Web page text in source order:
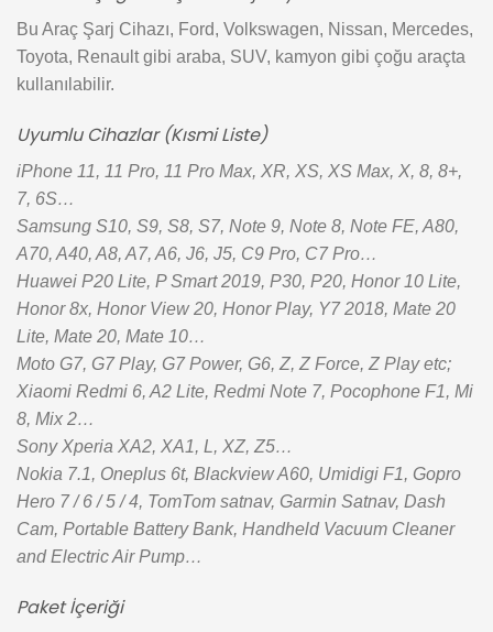
Bu Araç Şarj Cihazı, Ford, Volkswagen, Nissan, Mercedes,
Toyota, Renault gibi araba, SUV, kamyon gibi çoğu araçta
kullanılabilir.
Uyumlu Cihazlar (Kısmi Liste)
iPhone 11, 11 Pro, 11 Pro Max, XR, XS, XS Max, X, 8, 8+,
7, 6S…
Samsung S10, S9, S8, S7, Note 9, Note 8, Note FE, A80,
A70, A40, A8, A7, A6, J6, J5, C9 Pro, C7 Pro…
Huawei P20 Lite, P Smart 2019, P30, P20, Honor 10 Lite,
Honor 8x, Honor View 20, Honor Play, Y7 2018, Mate 20
Lite, Mate 20, Mate 10…
Moto G7, G7 Play, G7 Power, G6, Z, Z Force, Z Play etc;
Xiaomi Redmi 6, A2 Lite, Redmi Note 7, Pocophone F1, Mi
8, Mix 2…
Sony Xperia XA2, XA1, L, XZ, Z5…
Nokia 7.1, Oneplus 6t, Blackview A60, Umidigi F1, Gopro
Hero 7 / 6 / 5 / 4, TomTom satnav, Garmin Satnav, Dash
Cam, Portable Battery Bank, Handheld Vacuum Cleaner
and Electric Air Pump…
Paket İçeriği